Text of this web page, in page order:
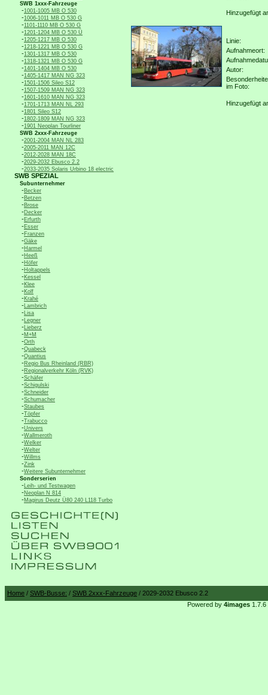
SWB 1xxx-Fahrzeuge
-1001-1005 MB O 530
-1006-1011 MB O 530 G
-1101-1110 MB O 530 G
-1201-1204 MB O 530 Ü
-1205-1217 MB O 530
-1218-1221 MB O 530 G
-1301-1317 MB O 530
-1318-1321 MB O 530 G
-1401-1404 MB O 530
-1405-1417 MAN NG 323
-1501-1506 Sileo S12
-1507-1509 MAN NG 323
-1601-1610 MAN NG 323
-1701-1713 MAN NL 293
-1801 Sileo S12
-1802-1809 MAN NG 323
-1901 Neoplan Tourliner
SWB 2xxx-Fahrzeuge
-2001-2004 MAN NL 283
-2005-2011 MAN 12C
-2012-2028 MAN 18C
-2029-2032 Ebusco 2.2
-2033-2035 Solaris Urbino 18 electric
SWB SPEZIAL
Subunternehmer
-Becker
-Betzen
-Brose
-Decker
-Erfurth
-Esser
-Franzen
-Gäke
-Harmel
-Heeß
-Höfer
-Holtappels
-Kessel
-Klee
-Kolf
-Krahé
-Lambrich
-Lisa
-Legner
-Lieberz
-M+M
-Orth
-Quabeck
-Quantius
-Regio Bus Rheinland (RBR)
-Regionalverkehr Köln (RVK)
-Schäfer
-Schigulski
-Schneider
-Schumacher
-Staubes
-Töpfer
-Trabucco
-Univers
-Wallmeroth
-Welker
-Welter
-Willms
-Zink
-Weitere Subunternehmer
Sonderserien
-Leih- und Testwagen
-Neoplan N 814
-Magirus Deutz Ü80 240 L118 Turbo
Hinzugefügt
Linie:
Aufnahmeort:
Autor:
im Foto:
Hinzugefügt
Home / SWB-Busse: / SWB 2xxx-Fahrzeuge / 2029-2032 Ebusco 2.2
Powered by 4images1.7.6